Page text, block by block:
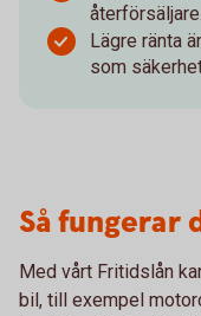
återförsäljare.
Lägre ränta
som
Så fungerar
Med vårt Fritidslån
bil, till exempel